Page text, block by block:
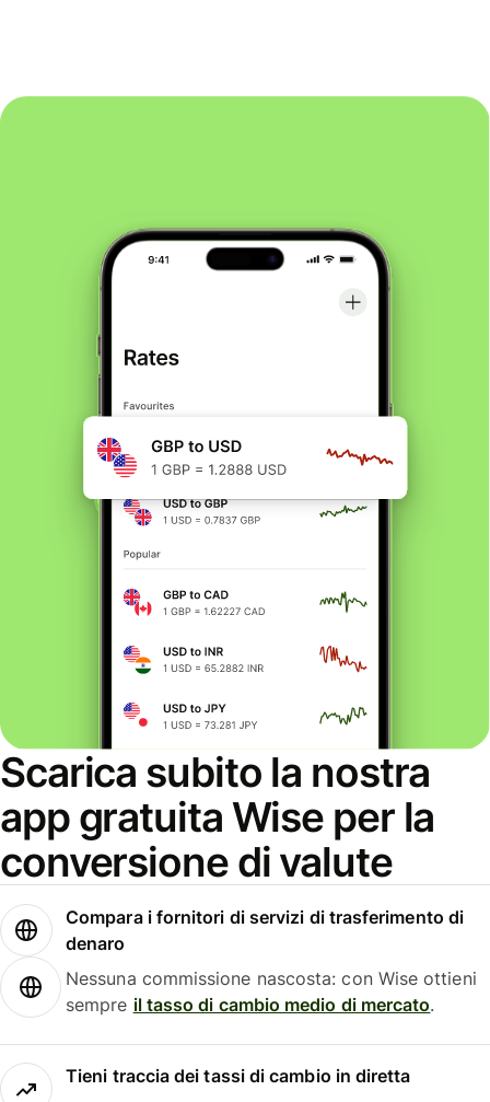
Scarica subito la nostra
app gratuita Wise per la
conversione di valute
Compara i fornitori di servizi di trasferimento di
denaro
Nessuna commissione nascosta: con Wise ottieni
sempre il tasso di cambio medio di mercato.
Tieni traccia dei tassi di cambio in diretta